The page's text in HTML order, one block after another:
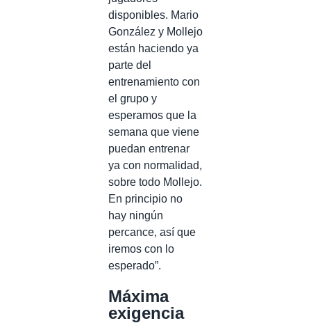
disponibles. Mario
González y Mollejo
están haciendo ya
parte del
entrenamiento con
el grupo y
esperamos que la
semana que viene
puedan entrenar
ya con normalidad,
sobre todo Mollejo.
En principio no
hay ningún
percance, así que
iremos con lo
esperado”.
Máxima
exigencia